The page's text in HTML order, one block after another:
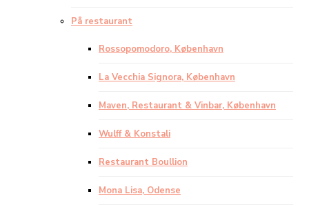
På restaurant
Rossopomodoro, København
La Vecchia Signora, København
Maven, Restaurant & Vinbar, København
Wulff & Konstali
Restaurant Boullion
Mona Lisa, Odense